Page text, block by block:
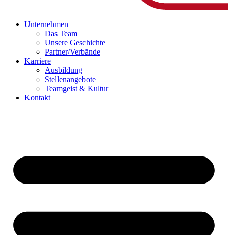
Unternehmen
Das Team
Unsere Geschichte
Partner/Verbände
Karriere
Ausbildung
Stellenangebote
Teamgeist & Kultur
Kontakt